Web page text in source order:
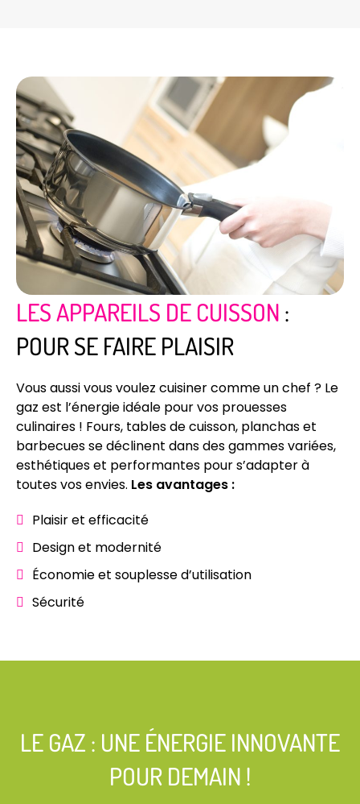
LES APPAREILS DE CUISSON :
POUR SE FAIRE PLAISIR
Vous aussi vous voulez cuisiner comme un chef ? Le
gaz est l’énergie idéale pour vos prouesses
culinaires ! Fours, tables de cuisson, planchas et
barbecues se déclinent dans des gammes variées,
esthétiques et performantes pour s’adapter à
toutes vos envies. Les avantages :
Plaisir et efficacité
Design et modernité
Économie et souplesse d’utilisation
Sécurité
LE GAZ : UNE ÉNERGIE INNOVANTE
POUR DEMAIN !